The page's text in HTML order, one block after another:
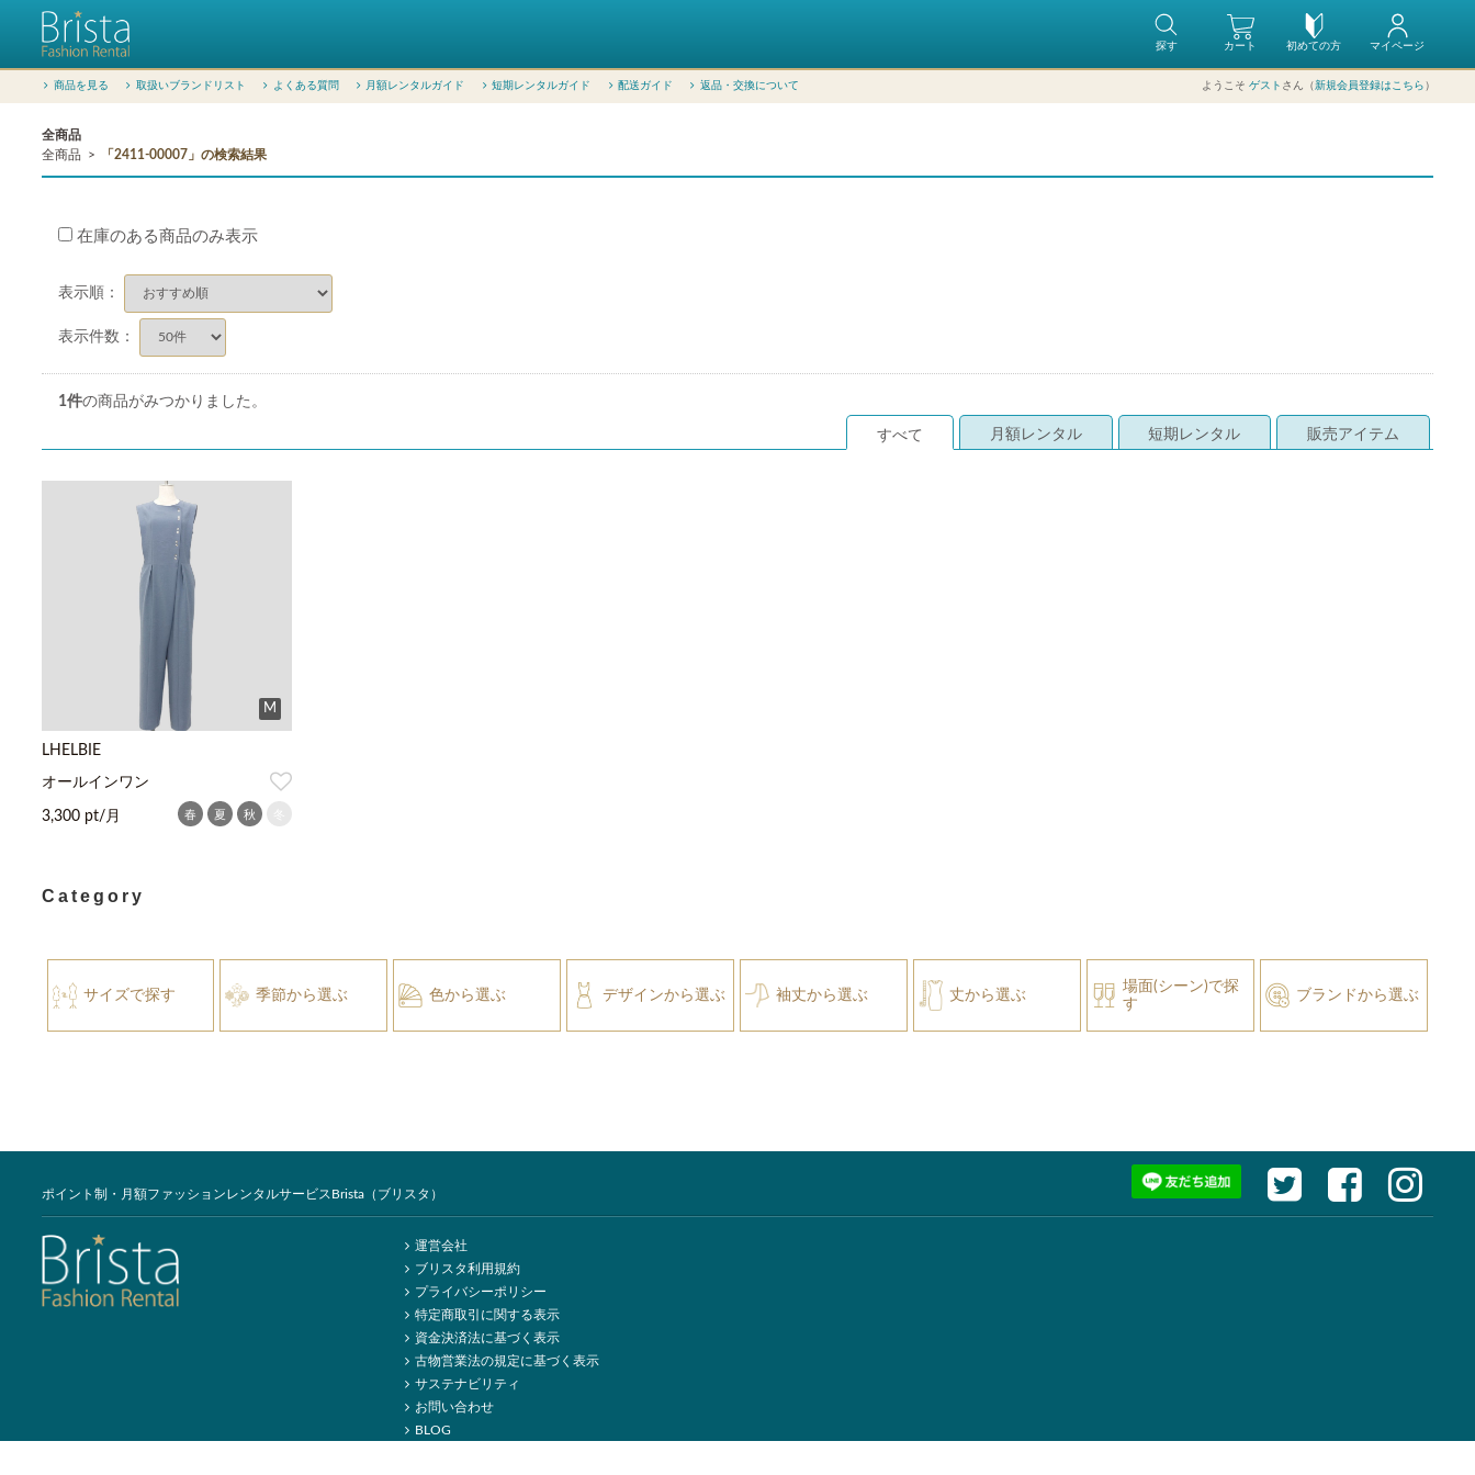
初めての方
カート マイページ
探す
商品を見る 取扱いブランドリスト よくある質問 月額レンタルガイド 短期レンタルガイド 配送ガイド 返品・交換について ようこそ ゲスト さん（新規会員登録はこちら ）
全商品
全商品
「2411-00007」の検索結果
在庫のある商品のみ表示
表示順：
表示件数：
1件の商品がみつかりました。
すべて 月額レンタル 短期レンタル 販売アイテム
M
LHELBIE
オールインワン
3,300 pt/月 春 夏 秋
Category
サイズで探す 季節から選ぶ 色から選ぶ デザインから選ぶ 袖丈から選ぶ 丈から選ぶ
場面(シーン)で探
す
ブランドから選ぶ
ポイント制・月額ファッションレンタルサービスBrista（ブリスタ）
運営会社
ブリスタ利用規約
プライバシーポリシー
特定商取引に関する表示
資金決済法に基づく表示
古物営業法の規定に基づく表示
サステナビリティ
お問い合わせ
BLOG